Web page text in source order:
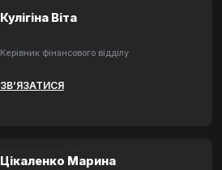
Кулігіна Віта
Керівник фінансового відділу
ЗВ’ЯЗАТИСЯ
Цікаленко Марина